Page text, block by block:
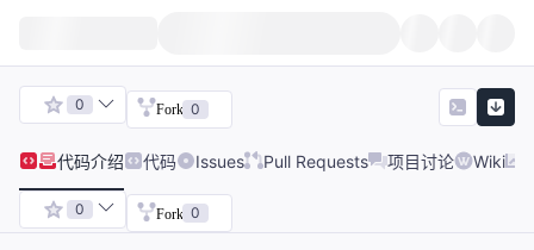
0 Fork 0
代码介绍 代码 Issues Pull Requests 项目讨论 Wiki
0 Fork 0